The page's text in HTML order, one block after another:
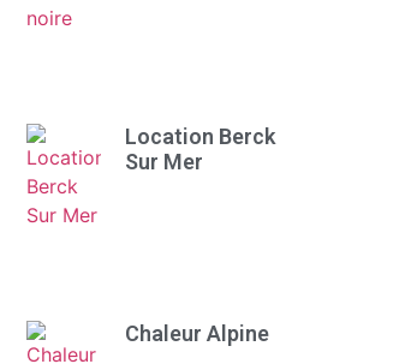
Location Berck
Sur Mer
Chaleur Alpine